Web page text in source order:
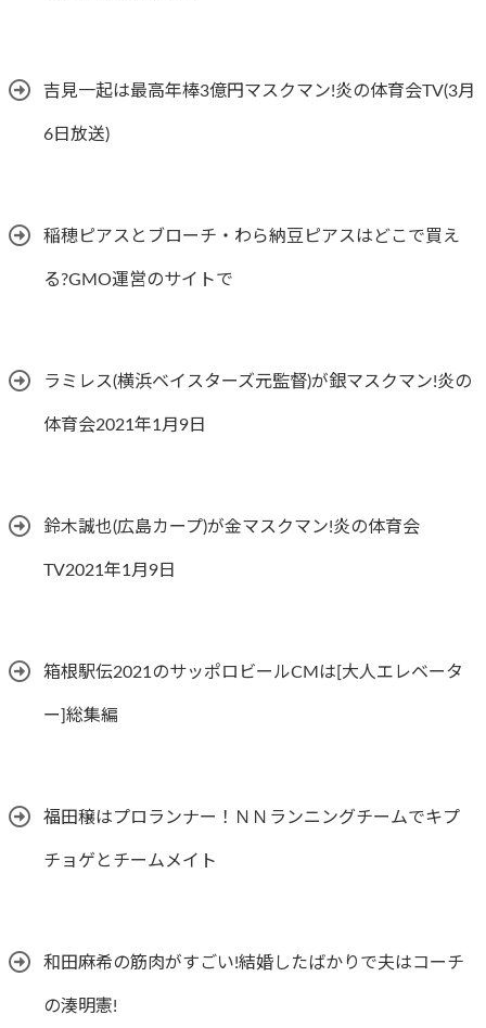
吉見一起は最高年棒3億円マスクマン!炎の体育会TV(3月
6日放送)
稲穂ピアスとブローチ・わら納豆ピアスはどこで買え
る?GMO運営のサイトで
ラミレス(横浜ベイスターズ元監督)が銀マスクマン!炎の
体育会2021年1月9日
鈴木誠也(広島カープ)が金マスクマン!炎の体育会
TV2021年1月9日
箱根駅伝2021のサッポロビールCMは[大人エレベータ
ー]総集編
福田穣はプロランナー！ＮＮランニングチームでキプ
チョゲとチームメイト
和田麻希の筋肉がすごい!結婚したばかりで夫はコーチ
の湊明憲!